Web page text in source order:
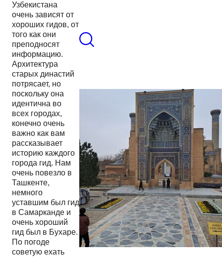
Узбекистана
очень зависят от
хороших гидов, от
того как они
преподносят
информацию.
Архитектура
старых династий
потрясает, но
поскольку она
идентична во
всех городах,
конечно очень
важно как вам
рассказывает
историю каждого
города гид. Нам
очень повезло в
Ташкенте,
немного
уставшим был гид
в Самарканде и
очень хороший
гид был в Бухаре.
По погоде
советую ехать